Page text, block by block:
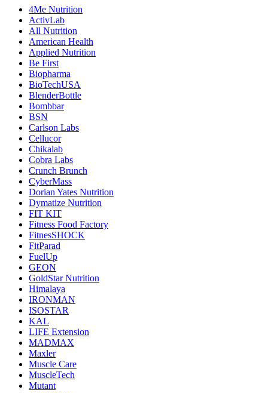
4Me Nutrition
ActivLab
All Nutrition
American Health
Applied Nutrition
Be First
Biopharma
BioTechUSA
BlenderBottle
Bombbar
BSN
Carlson Labs
Cellucor
Chikalab
Cobra Labs
Crunch Brunch
CyberMass
Dorian Yates Nutrition
Dymatize Nutrition
FIT KIT
Fitness Food Factory
FitnesSHOCK
FitParad
FuelUp
GEON
GoldStar Nutrition
Himalaya
IRONMAN
ISOSTAR
KAL
LIFE Extension
MADMAX
Maxler
Muscle Care
MuscleTech
Mutant